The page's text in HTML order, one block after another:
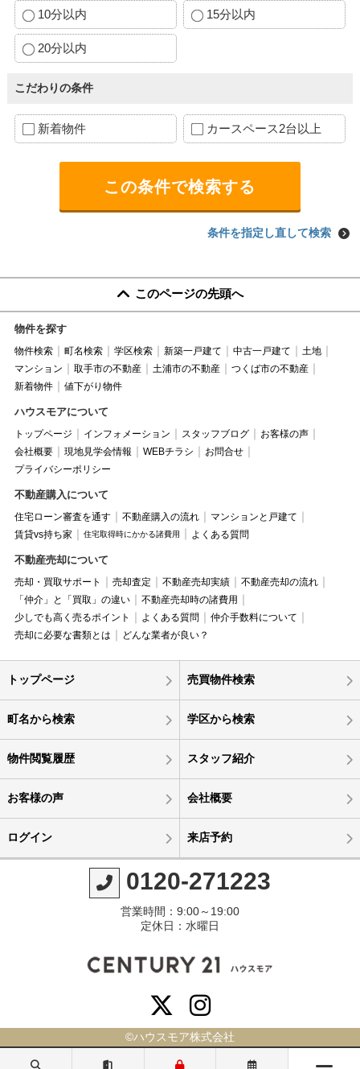
10分以内 15分以内
20分以内
こだわりの条件
新着物件 カースペース2台以上
条件を指定し直して検索
このページの先頭へ
物件を探す
物件検索 町名検索 学区検索 新築一戸建て 中古一戸建て
土地
マンション
取手市の不動産 土浦市の不動産
つくば市の不動産
新着物件
値下がり物件
ハウスモアについて
トップページ インフォメーション スタッフブログ
お客様の声
会社概要
現地見学会情報 WEBチラシ
お問合せ
プライバシーポリシー
不動産購入について
住宅ローン審査を通す 不動産購入の流れ
マンションと戸建て
賃貸vs持ち家
住宅取得時にかかる諸費用 よくある質問
不動産売却について
売却・買取サポート 売却査定 不動産売却実績
不動産売却の流れ
「仲介」と「買取」の違い
不動産売却時の諸費用
少しでも高く売るポイント
よくある質問
仲介手数料について
売却に必要な書類とは
どんな業者が良い？
トップページ 売買物件検索
町名から検索 学区から検索
物件閲覧履歴 スタッフ紹介
お客様の声 会社概要
ログイン 来店予約
0120-271223
営業時間：9:00～19:00
定休日：水曜日
©ハウスモア株式会社